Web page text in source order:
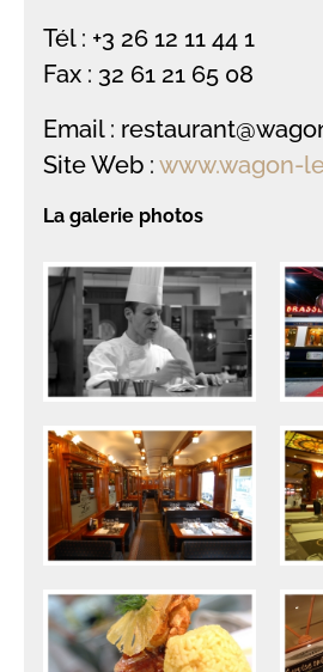
Tél : +3 26 12 11 44 1
Fax : 32 61 21 65 08
Email :
Site Web : www.wagon-
La galerie photos